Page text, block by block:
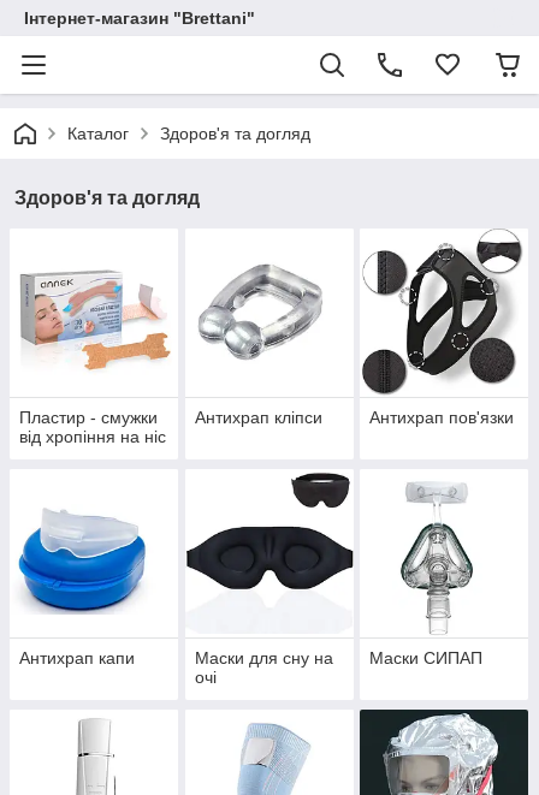
Інтернет-магазин "Brettani"
Каталог Здоров'я та догляд
Здоров'я та догляд
Пластир - смужки
від хропіння на ніс
Антихрап кліпси Антихрап пов'язки
Антихрап капи
Маски для сну на
очі
Маски СИПАП